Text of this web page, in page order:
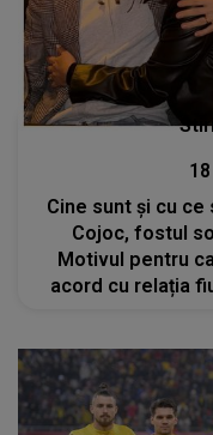
Cine sunt și cu ce
Cojoc, fostul
Motivul pentru
acord cu relația